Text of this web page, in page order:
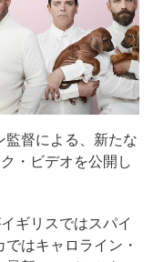
督による、新たな
・ビデオを公開し
ギリスではスパイ
はキャロライン・